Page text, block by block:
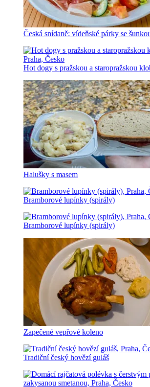
Česká snídaně: vídeňské párky se
Hot dogy s pražskou a staropražskou
Halušky s masem
Bramborové lupínky (spirály)
Bramborové lupínky (spirály)
Zapečené vepřové koleno
Tradiční český hovězí guláš